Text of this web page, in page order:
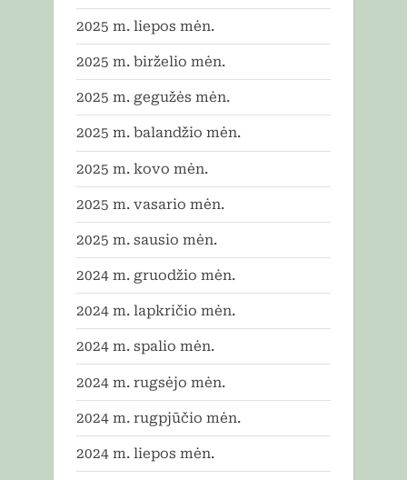
2025 m. liepos mėn.
2025 m. birželio mėn.
2025 m. gegužės mėn.
2025 m. balandžio mėn.
2025 m. kovo mėn.
2025 m. vasario mėn.
2025 m. sausio mėn.
2024 m. gruodžio mėn.
2024 m. lapkričio mėn.
2024 m. spalio mėn.
2024 m. rugsėjo mėn.
2024 m. rugpjūčio mėn.
2024 m. liepos mėn.